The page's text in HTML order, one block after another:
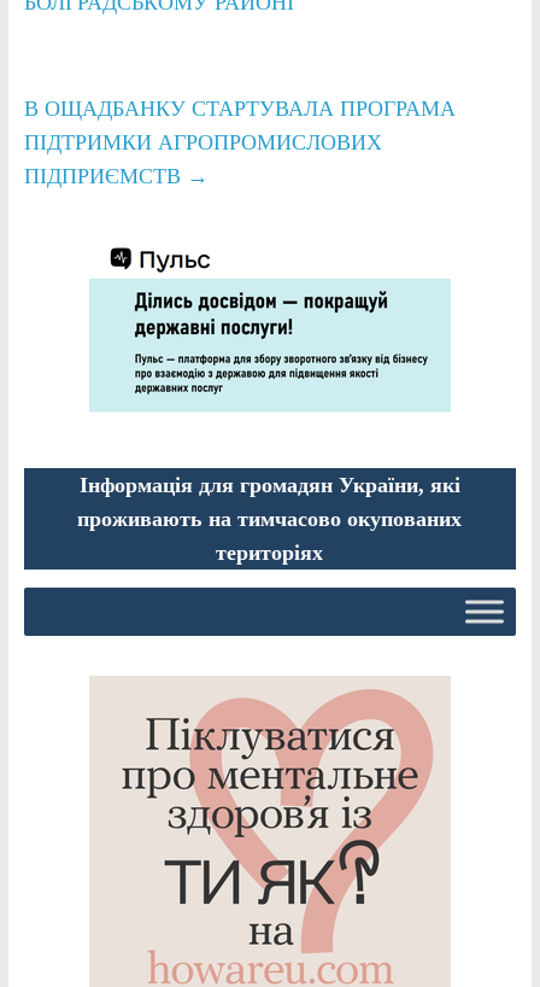
В ОЩАДБАНКУ СТАРТУВАЛА ПРОГРАМА
ПІДТРИМКИ АГРОПРОМИСЛОВИХ
ПІДПРИЄМСТВ →
Інформація для громадян України, які
проживають на тимчасово окупованих
територіях